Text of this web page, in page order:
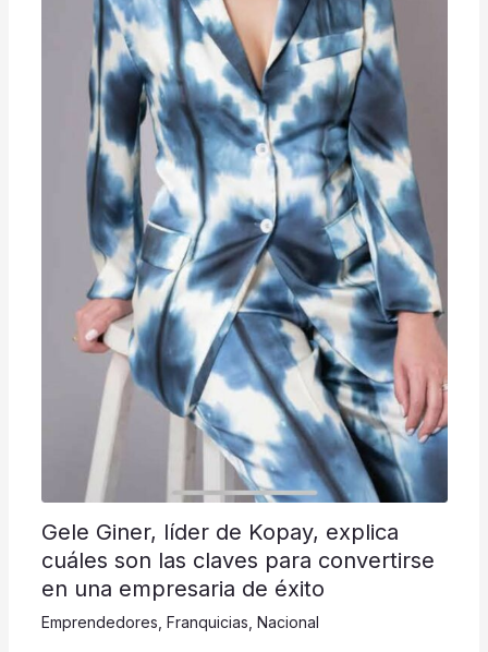
Gele Giner, líder de Kopay, explica
cuáles son las claves para convertirse
en una empresaria de éxito
Emprendedores Franquicias Nacional